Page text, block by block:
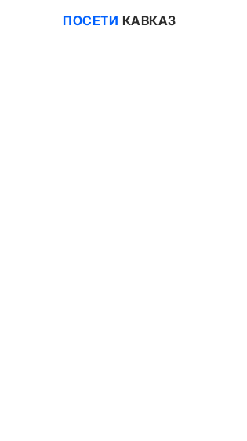
ПОСЕТИ КАВКАЗ